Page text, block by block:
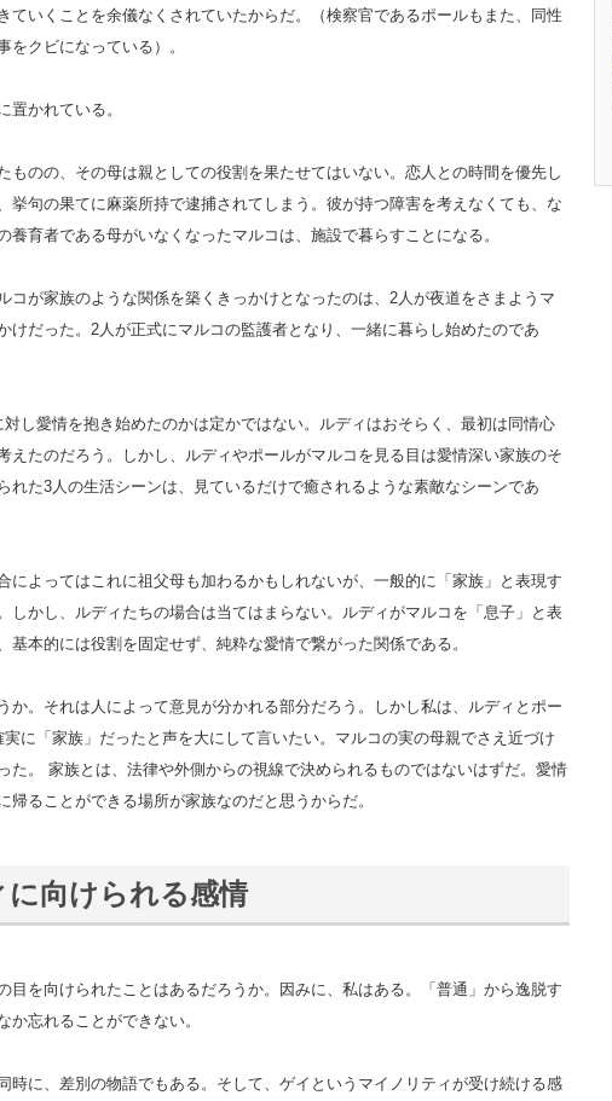
ていくことを余儀なくされていたからだ。（検察官であるポールもまた、同性
をクビになっている）。
置かれている。
ものの、その母は親としての役割を果たせてはいない。恋人との時間を優先し
挙句の果てに麻薬所持で逮捕されてしまう。彼が持つ障害を考えなくても、な
養育者である母がいなくなったマルコは、施設で暮らすことになる。
コが家族のような関係を築くきっかけとなったのは、2人が夜道をさまようマ
けだった。2人が正式にマルコの監護者となり、一緒に暮らし始めたのであ
し愛情を抱き始めたのかは定かではない。ルディはおそらく、最初は同情心
えたのだろう。しかし、ルディやポールがマルコを見る目は愛情深い家族のそ
れた3人の生活シーンは、見ているだけで癒されるような素敵なシーンであ
によってはこれに祖父母も加わるかもしれないが、一般的に「家族」と表現す
しかし、ルディたちの場合は当てはまらない。ルディがマルコを「息子」と表
基本的には役割を固定せず、純粋な愛情で繋がった関係である。
か。それは人によって意見が分かれる部分だろう。しかし私は、ルディとポー
に「家族」だったと声を大にして言いたい。マルコの実の母親でさえ近づけ
た。 家族とは、法律や外側からの視線で決められるものではないはずだ。愛情
帰ることができる場所が家族なのだと思うからだ。
向けられる感情
目を向けられたことはあるだろうか。因みに、私はある。「普通」から逸脱す
か忘れることができない。
時に、差別の物語でもある。そして、ゲイというマイノリティが受け続ける感